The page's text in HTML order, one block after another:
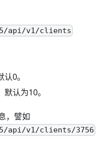
api/v1/clients
0。
认为10。
，譬如
api/v1/clients/3756